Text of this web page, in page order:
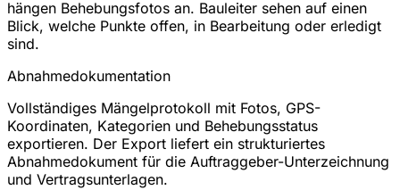
hängen Behebungsfotos an. Bauleiter sehen auf einen
Blick, welche Punkte offen, in Bearbeitung oder erledigt
sind.
Abnahmedokumentation
Vollständiges Mängelprotokoll mit Fotos, GPS-
Koordinaten, Kategorien und Behebungsstatus
exportieren. Der Export liefert ein strukturiertes
Abnahmedokument für die Auftraggeber-Unterzeichnung
und Vertragsunterlagen.